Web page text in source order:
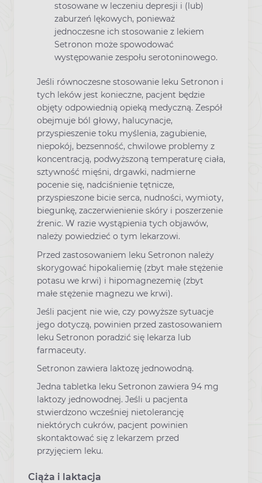
stosowane w leczeniu depresji i (lub)
zaburzeń lękowych, ponieważ
jednoczesne ich stosowanie z lekiem
Setronon może spowodować
występowanie zespołu serotoninowego.
Jeśli równoczesne stosowanie leku Setronon i
tych leków jest konieczne, pacjent będzie
objęty odpowiednią opieką medyczną. Zespół
obejmuje ból głowy, halucynacje,
przyspieszenie toku myślenia, zagubienie,
niepokój, bezsenność, chwilowe problemy z
koncentracją, podwyższoną temperaturę ciała,
sztywność mięśni, drgawki, nadmierne
pocenie się, nadciśnienie tętnicze,
przyspieszone bicie serca, nudności, wymioty,
biegunkę, zaczerwienienie skóry i poszerzenie
źrenic. W razie wystąpienia tych objawów,
należy powiedzieć o tym lekarzowi.
Przed zastosowaniem leku Setronon należy
skorygować hipokaliemię (zbyt małe stężenie
potasu we krwi) i hipomagnezemię (zbyt
małe stężenie magnezu we krwi).
Jeśli pacjent nie wie, czy powyższe sytuacje
jego dotyczą, powinien przed zastosowaniem
leku Setronon poradzić się lekarza lub
farmaceuty.
Setronon zawiera laktozę jednowodną.
Jedna tabletka leku Setronon zawiera 94 mg
laktozy jednowodnej. Jeśli u pacjenta
stwierdzono wcześniej nietolerancję
niektórych cukrów, pacjent powinien
skontaktować się z lekarzem przed
przyjęciem leku.
Ciąża i laktacja